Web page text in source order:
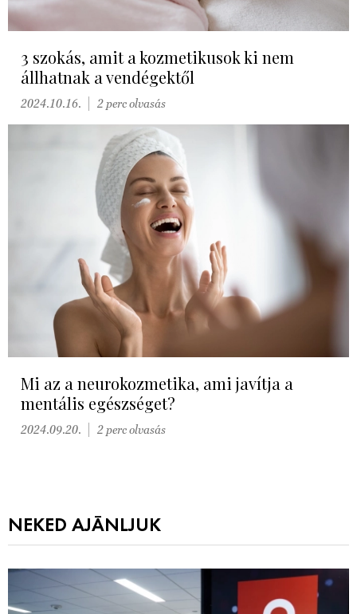
3 szokás, amit a kozmetikusok ki nem
állhatnak a vendégektől
2024.10.16. 2 perc olvasás
Mi az a neurokozmetika, ami javítja a
mentális egészséget?
2024.09.20. 2 perc olvasás
NEKED AJÁNLJUK